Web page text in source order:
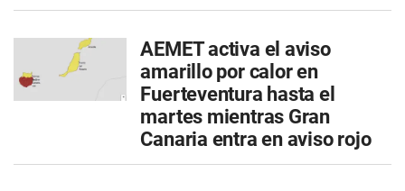
AEMET activa el aviso
amarillo por calor en
Fuerteventura hasta el
martes mientras Gran
Canaria entra en aviso rojo